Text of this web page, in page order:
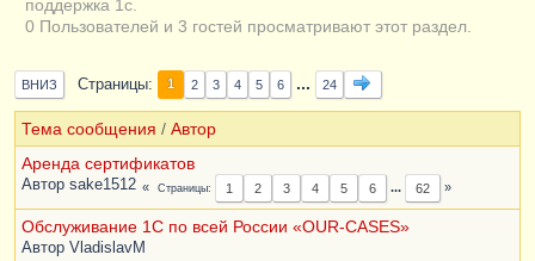
поддержка 1с.
0 Пользователей и 3 гостей просматривают этот раздел.
ВНИЗ Страницы 1 2 3 4 5 6 ... 24
Тема сообщения / Автор
Аренда сертификатов
Автор sake1512 Страницы 1 2 3 4 5 6 ... 62
Обслуживание 1С по всей России «OUR-CASES»
Автор VladislavM